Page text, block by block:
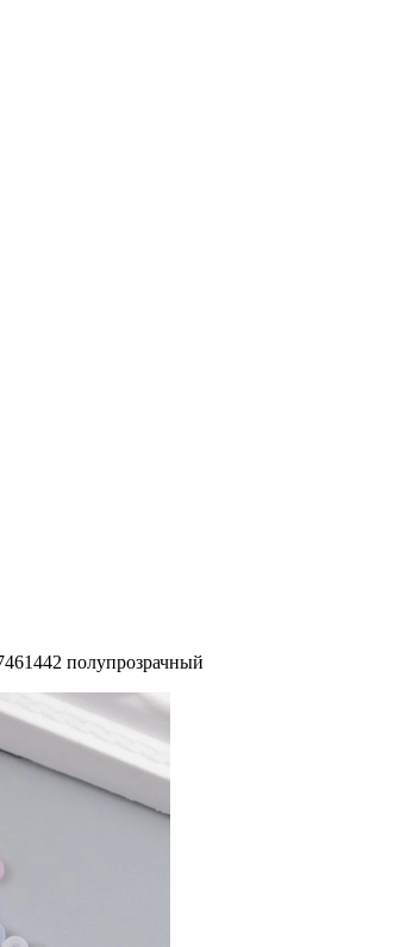
полупрозрачный